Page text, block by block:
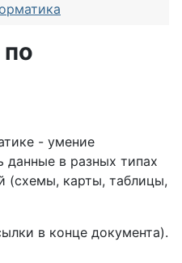
- умение
данные в разных типах
(схемы, карты, таблицы,
в конце документа).